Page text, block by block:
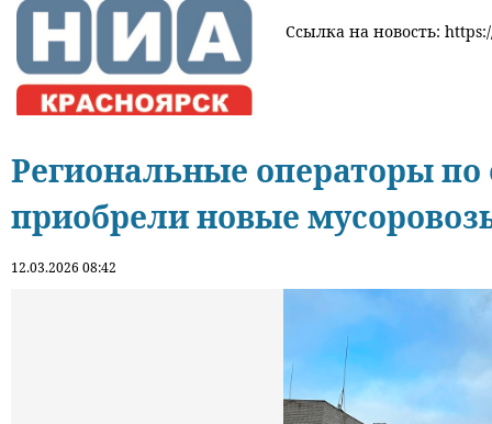
Ссылка на новость:
Региональные операторы
приобрели новые
12.03.2026 08:42